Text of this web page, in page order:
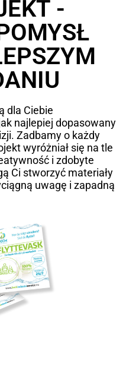
-
dla Ciebie
najlepiej dopasowany
Zadbamy o każdy
wyróżniał się na tle
i zdobyte
Ci stworzyć materiały
uwagę i zapadną